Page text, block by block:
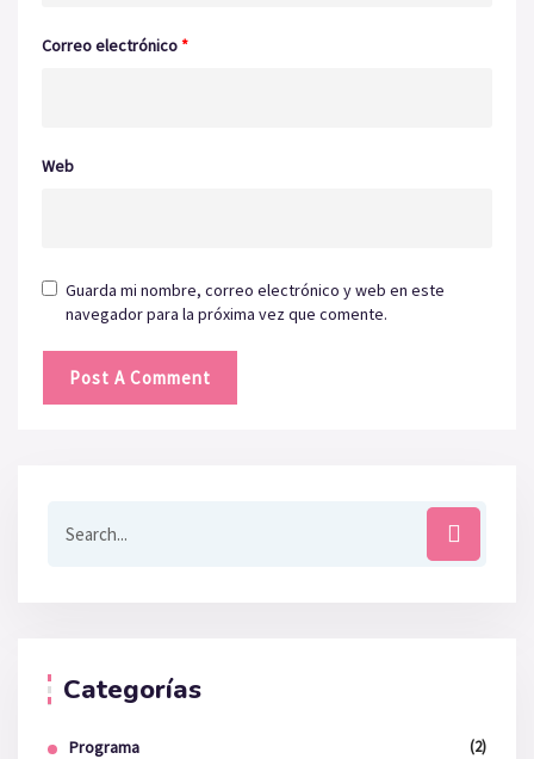
Correo electrónico*
Web
Guarda mi nombre, correo electrónico y web en este
navegador para la próxima vez que comente.
Categorías
Programa (2)